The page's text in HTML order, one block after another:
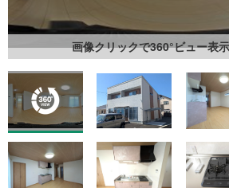
画像クリックで360°ビュー表